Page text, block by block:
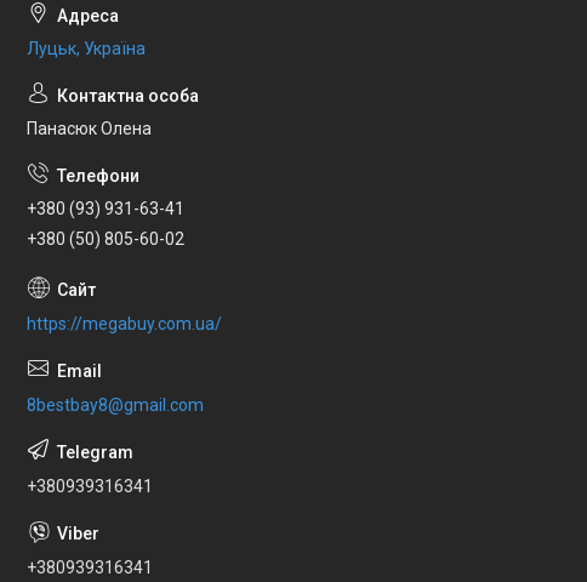
Луцьк, Україна
Панасюк Олена
+380 (93) 931-63-41
+380 (50) 805-60-02
https://megabuy.com.ua/
8bestbay8@gmail.com
+380939316341
+380939316341